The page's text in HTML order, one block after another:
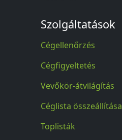
Szolgáltatások
Cégellenőrzés
Cégfigyeltetés
Vevőkör-átvilágítás
Céglista összeállítása
Toplisták